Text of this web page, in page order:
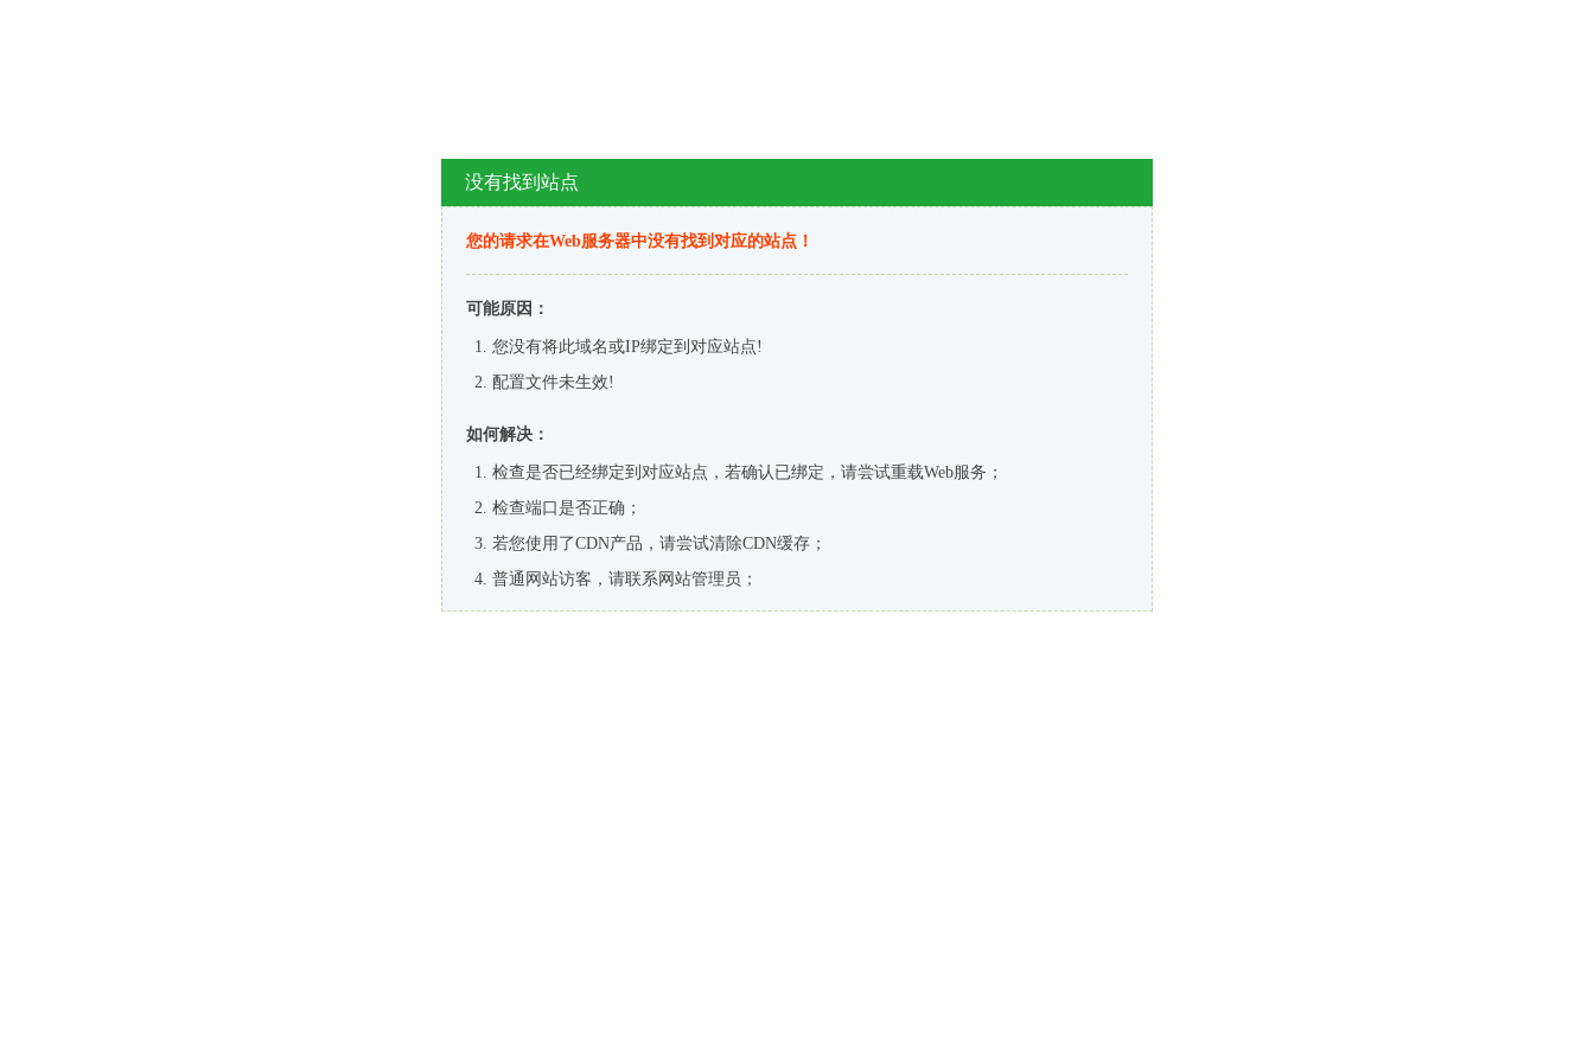
没有找到站点
您的请求在Web服务器中没有找到对应的站点！
可能原因：
您没有将此域名或IP绑定到对应站点!
配置文件未生效!
如何解决：
检查是否已经绑定到对应站点，若确认已绑定，请尝试重载Web服务；
检查端口是否正确；
若您使用了CDN产品，请尝试清除CDN缓存；
普通网站访客，请联系网站管理员；